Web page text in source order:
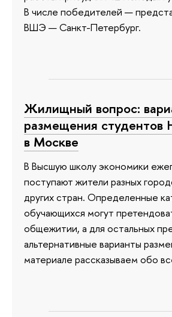
В числе победителей —
ВШЭ — Санкт-Петербург.
Жилищный вопрос:
размещения
в Москве
В Высшую школу экономики
поступают жители разных
других стран. Определенные
обучающихся могут
общежитии, а для остальных
альтернативные варианты
материале рассказываем обо